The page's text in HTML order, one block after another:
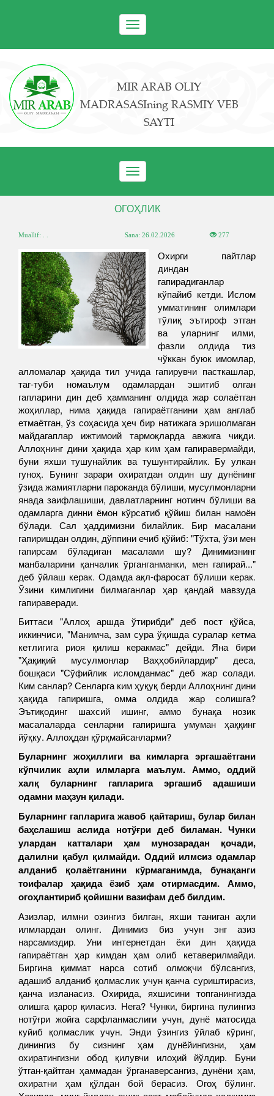
Toggle
navigation
MIR ARAB OLIY
MADRASASIning RASMIY VEB
SAYTI
Toggle
navigation
ОГОҲЛИК
Muallif: . . Sana:26.02.2026 277
Охирги пайтлар
диндан
гапирадиганлар
кўпайиб кетди. Ислом
умматининг олимлари
тўлиқ эътироф этган
ва уларнинг илми,
фазли олдида тиз
чўккан буюк имомлар,
алломалар ҳақида тил учида гапирувчи пасткашлар,
таг-туби номаълум одамлардан эшитиб олган
гапларини дин деб ҳамманинг олдида жар солаётган
жоҳиллар, нима ҳақида гапираётганини ҳам англаб
етмаётган, ўз соҳасида ҳеч бир натижага эришолмаган
майдагаплар ижтимоий тармоқларда авжига чиқди.
Аллоҳнинг дини ҳақида ҳар ким ҳам гапиравермайди,
буни яхши тушунайлик ва тушунтирайлик. Бу улкан
гуноҳ. Бунинг зарари охиратдан олдин шу дунёнинг
ўзида жамиятларни пароканда бўлиши, мусулмонларни
янада заифлашиши, давлатларнинг нотинч бўлиши ва
одамларга динни ёмон кўрсатиб қўйиш билан намоён
бўлади. Сал ҳаддимизни билайлик. Бир масалани
гапиришдан олдин, дўппини ечиб қўйиб: "Тўхта, ўзи мен
гапирсам бўладиган масалами шу? Динимизнинг
манбаларини қанчалик ўрганганманки, мен гапирай..."
деб ўйлаш керак. Одамда ақл-фаросат бўлиши керак.
Ўзини кимлигини билмаганлар ҳар қандай мавзуда
гапираверади.
Биттаси "Аллоҳ аршда ўтирибди" деб пост қўйса,
иккинчиси, "Манимча, зам сура ўқишда суралар кетма
кетлигига риоя қилиш керакмас" дейди. Яна бири
"Ҳақиқий мусулмонлар Ваҳҳобийлардир" деса,
бошқаси "Сўфийлик исломданмас" деб жар солади.
Ким санлар? Сенларга ким ҳуқуқ берди Аллоҳнинг дини
ҳақида гапиришга, омма олдида жар солишга?
Эътиқодинг шахсий ишинг, аммо бунақа нозик
масалаларда сенларни гапиришга умуман ҳаққинг
йўқку. Аллоҳдан қўрқмайсанларми?
Буларнинг жоҳиллиги ва кимларга эргашаётгани
кўпчилик аҳли илмларга маълум. Аммо, оддий
халқ буларнинг гапларига эргашиб адашиши
одамни маҳзун қилади.
Буларнинг гапларига жавоб қайтариш, булар билан
баҳслашиш аслида нотўғри деб биламан. Чунки
улардан катталари ҳам мунозарадан қочади,
далилни қабул қилмайди. Оддий илмсиз одамлар
алданиб қолаётганини кўрмаганимда, бунақанги
тоифалар ҳақида ёзиб ҳам oтирмасдим. Аммо,
огоҳлантириб қoйишни вазифам деб билдим.
Азизлар, илмни oзингиз билган, яхши таниган аҳли
илмлардан олинг. Динимиз биз учун энг азиз
нарсамиздир. Уни интернетдан ёки дин ҳақида
гапираётган ҳар кимдан ҳам олиб кетаверилмайди.
Биргина қиммат нарса сотиб олмоқчи бўлсангиз,
адашиб алданиб қолмаслик учун қанча суриштирасиз,
қанча изланасиз. Охирида, яхшисини топганингизда
олишга қарор қиласиз. Нега? Чунки, биргина пулингиз
нотўғри жойга сарфланмаслиги учун, дунё матосида
куйиб қолмаслик учун. Энди ўзингиз ўйлаб кўринг,
динингиз бу сизнинг ҳам дунёйингизни, ҳам
охиратингизни обод қилувчи илоҳий йўлдир. Буни
ўтган-қайтган ҳаммадан ўрганаверсангиз, дунёни ҳам,
охиратни ҳам қўлдан бой берасиз. Огоҳ бўлинг.